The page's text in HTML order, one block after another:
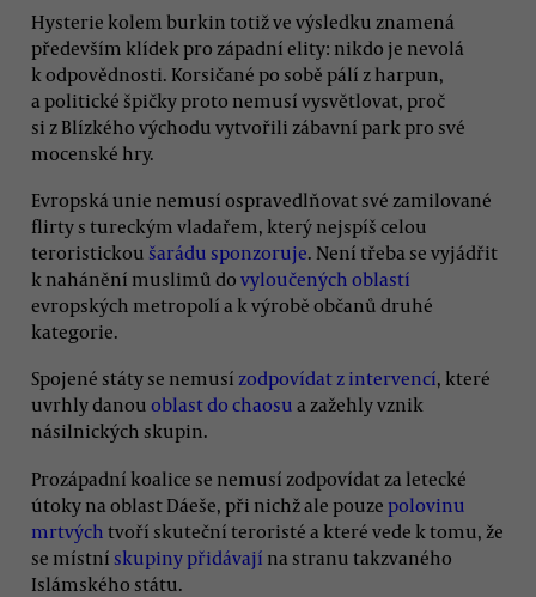
Hysterie kolem burkin totiž ve výsledku znamená
především klídek pro západní elity: nikdo je nevolá
k odpovědnosti. Korsičané po sobě pálí z harpun,
a politické špičky proto nemusí vysvětlovat, proč
si z Blízkého východu vytvořili zábavní park pro své
mocenské hry.
Evropská unie nemusí ospravedlňovat své zamilované
flirty s tureckým vladařem, který nejspíš celou
teroristickou šarádu sponzoruje. Není třeba se vyjádřit
k nahánění muslimů do vyloučených oblastí
evropských metropolí a k výrobě občanů druhé
kategorie.
Spojené státy se nemusí zodpovídat z intervencí, které
uvrhly danou oblast do chaosu a zažehly vznik
násilnických skupin.
Prozápadní koalice se nemusí zodpovídat za letecké
útoky na oblast Dáeše, při nichž ale pouze polovinu
mrtvých tvoří skuteční teroristé a které vede k tomu, že
se místní skupiny přidávají na stranu takzvaného
Islámského státu.